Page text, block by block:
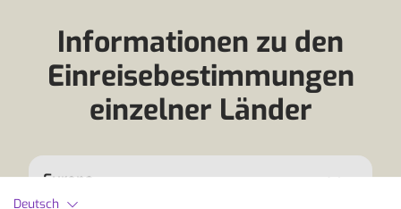
Informationen zu den
Einreisebestimmungen
einzelner Länder
Europa
Deutsch